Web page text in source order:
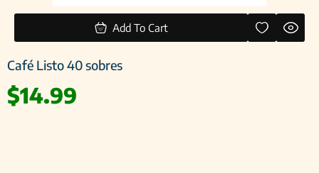
Add To Cart
Café Listo 40 sobres
$14.99